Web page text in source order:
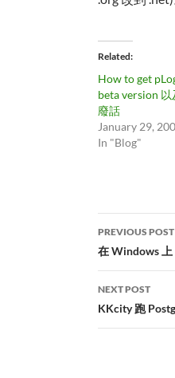
Related
How to get
beta version
廢話
January 29,
In "Blog"
Post
PREVIOUS POST
在 Windows 上
NEXT POST
KKcity 跑